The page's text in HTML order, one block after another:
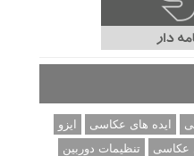
ایده های عکاسی
ایزو
عکاسی
تنظیمات دوربین